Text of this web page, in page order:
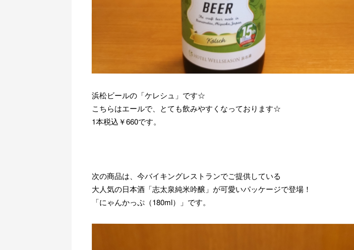
浜松ビールの「ケレシュ」です☆
こちらはエールで、とても飲みやすくなっております☆
1本税込￥660です。
次の商品は、今バイキングレストランでご提供している
大人気の日本酒「志太泉純米吟醸」が可愛いパッケージで登場！
「にゃんかっぷ（180ml）」です。